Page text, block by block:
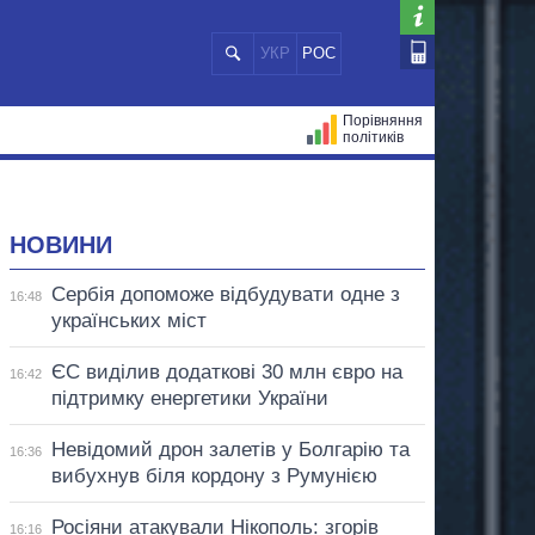
УКР РОС
Порівняння
політиків
НОВИНИ
16:48
Сербія допоможе відбудувати одне з
українських міст
16:42
ЄС виділив додаткові 30 млн євро на
підтримку енергетики України
16:36
Невідомий дрон залетів у Болгарію та
вибухнув біля кордону з Румунією
16:16
Росіяни атакували Нікополь: згорів